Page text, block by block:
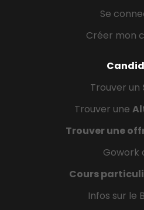
Se
Créer mon
Trouver un
Trouver une
Trouver une
Gowork
Cours
Infos sur le